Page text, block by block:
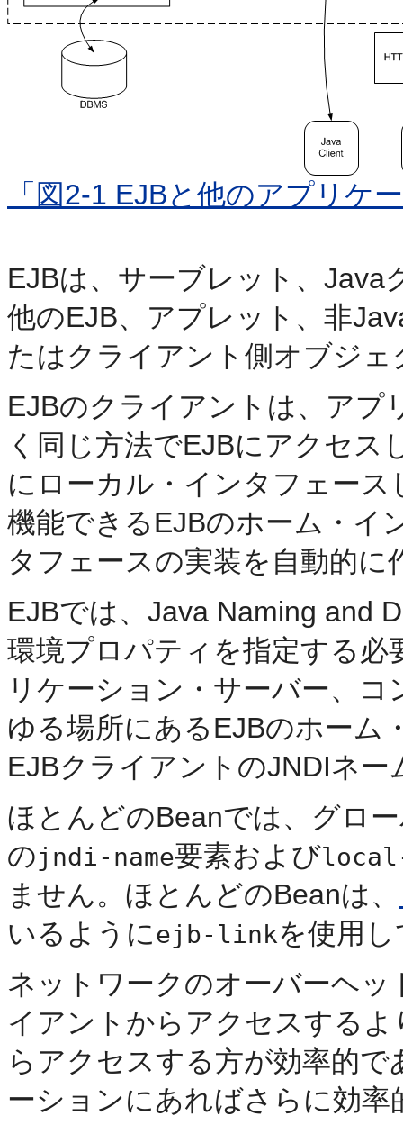
「図2-1 EJBと他のアプリケ
EJBは、サーブレット、
他のEJB、アプレット、非
たはクライアント側オブジ
EJBのクライアントは、アプ
く同じ方法でEJBにアクセス
にローカル・インタフェー
機能できるEJBのホーム・イ
タフェースの実装を自動的に
EJBでは、Java Naming and
環境プロパティを指定する
リケーション・サーバー、
ゆる場所にあるEJBのホーム
EJBクライアントのJNDIネ
ほとんどのBeanでは、グロ
のjndi-name要素および
ません。ほとんどのBeanは、
いるようにejb-linkを使用
ネットワークのオーバーヘ
イアントからアクセスする
らアクセスする方が効率的
ーションにあればさらに効率